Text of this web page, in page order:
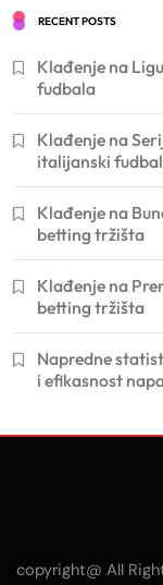
RECENT POSTS
Klađenje na
fudbala
Klađenje na
italijanski fudbal
Klađenje na
betting tržišta
Klađenje na
betting tržišta
Napredne
i efikasnost
copyright@ All